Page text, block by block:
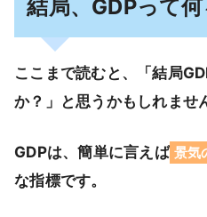
結局、GDPって
ここまで読むと、「結局
か？」と思うかもしれませ
GDPは、簡単に言えば 景気
な指標です。